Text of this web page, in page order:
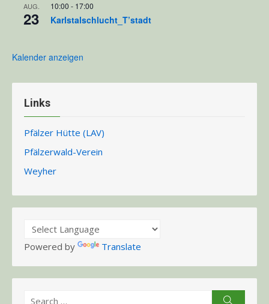
AUG.
23
10:00 - 17:00
Karlstalschlucht_T’stadt
Kalender anzeigen
Links
Pfälzer Hütte (LAV)
Pfälzerwald-Verein
Weyher
Powered by Translate
Search